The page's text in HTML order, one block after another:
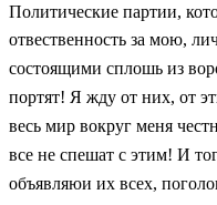
Политические партии,
отвественность за мою,
состоящими сплошь из
портят! Я жду от них, от
весь мир вокруг меня
все не спешат с этим! И
объявляюи их всех,